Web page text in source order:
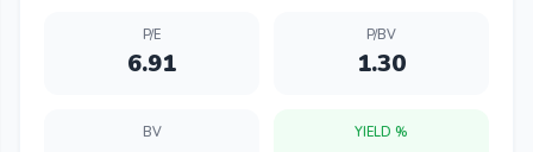
P/E
6.91
P/BV
1.30
BV YIELD %